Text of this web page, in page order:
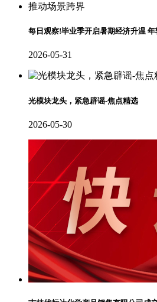
每日观察!毕业季开启暑期经济升温
2026-05-31
光模块龙头，紧急辟谣-焦点精选
2026-05-30